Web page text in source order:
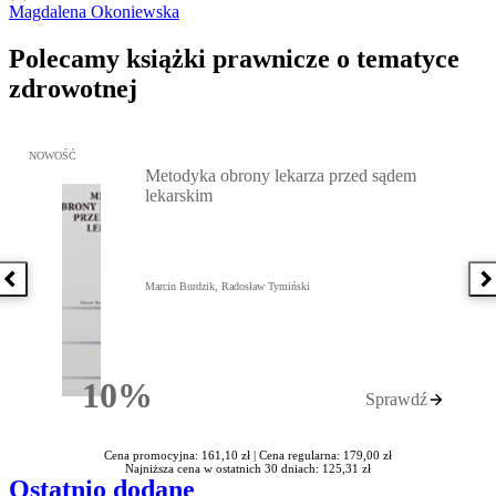
Magdalena Okoniewska
Polecamy książki prawnicze o tematyce
zdrowotnej
Poprzednia książka
Przejdź do: Metodyka obrony lekarza przed sądem lekarskim,
NOWOŚĆ
10%Rabatu
Metodyka obrony lekarza przed sądem
lekarskim
Marcin Burdzik, Radosław Tymiński
Sprawdź
Cena promocyjna: 161,10 zł | Cena regularna: 179,00 zł
Najniższa cena w ostatnich 30 dniach: 125,31 zł
Ostatnio dodane